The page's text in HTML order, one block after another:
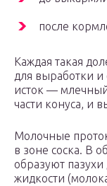
после
Каждая такая
для выработки
исток —
части конуса, и
Молочные
в зоне соска. В
образуют
жидкости